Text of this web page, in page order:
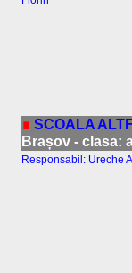
∎ SCOALA
Brașov - clasa:
Responsabil: Ureche